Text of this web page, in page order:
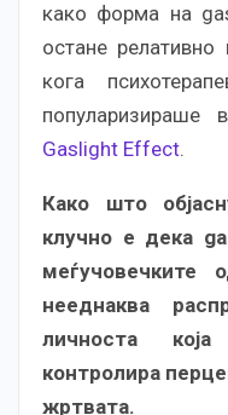
како форма нa
остане
кога
популаризираше
Gaslight Effect.
Како што
клучно е дека
нееднаква
личноста
контролира
жртвата.